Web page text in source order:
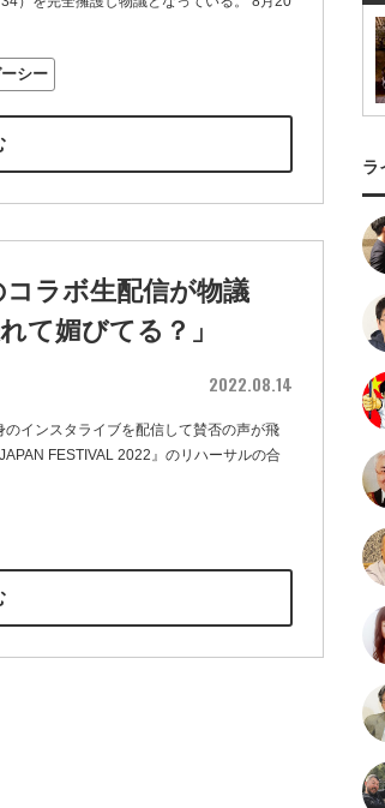
シー
ラボ生配信が物議
て媚びてる？」
2022.08.14
インスタライブを配信して賛否の声が飛
FESTIVAL 2022』のリハーサルの合
ラ